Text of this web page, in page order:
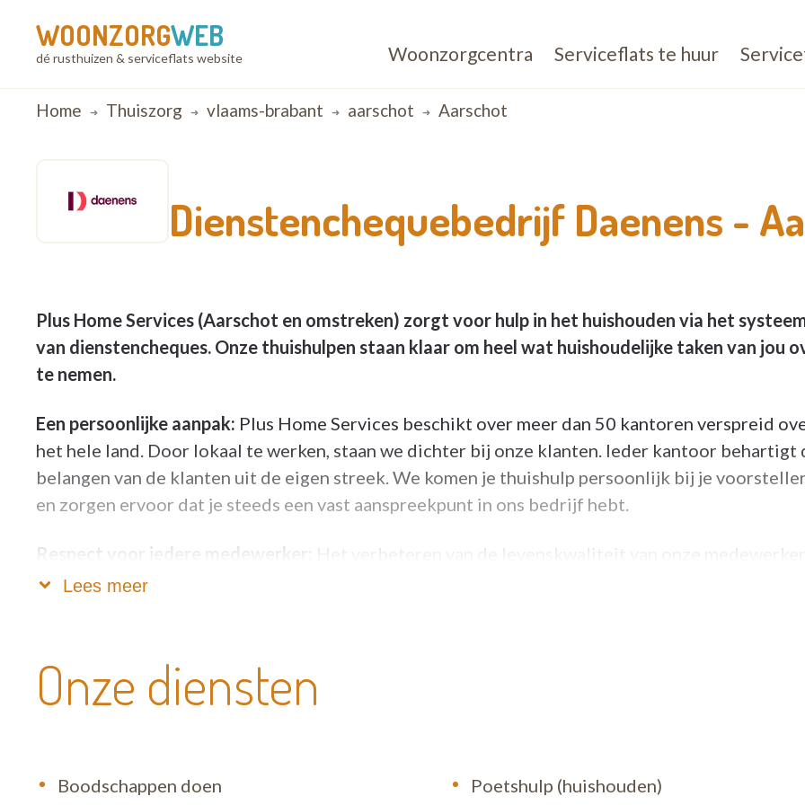
WOONZORGWEB
dé rusthuizen & serviceflats website Woonzorgcentra Serviceflats te huur
Breadcrumb
Home Thuiszorg vlaams-brabant aarschot Aarschot
Dienstenchequebedrijf Daenens -
Plus Home Services (Aarschot en omstreken) zorgt voor hulp in het huishouden via het
van dienstencheques. Onze thuishulpen staan klaar om heel wat huishoudelijke taken van jou
te nemen.
Een persoonlijke aanpak: Plus Home Services beschikt over meer dan 50 kantoren verspreid
het hele land. Door lokaal te werken, staan we dichter bij onze klanten. Ieder kantoor behartigt
belangen van de klanten uit de eigen streek. We komen je thuishulp persoonlijk bij je
en zorgen ervoor dat je steeds een vast aanspreekpunt in ons bedrijf hebt.
Respect voor iedere medewerker: Het verbeteren van de levenskwaliteit van onze medewerkers
en onze klanten is voor ons prioritair. We voorzien een duurzame job, aan een eerlijke verloning,
Lees meer
Onze diensten
Boodschappen doen
Poetshulp (huishouden)